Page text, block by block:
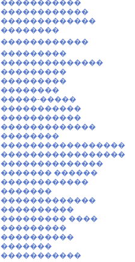
�����������
������������
�������������
��������
������������
���������
��������������
���������
���������
��������
�����-�����
�����������
�����������
�������������
��������
�����������������
�����������������
��������������
������� ������
������������
�������
�������������
����������
��������� ����
���������
����������
�������
�����������